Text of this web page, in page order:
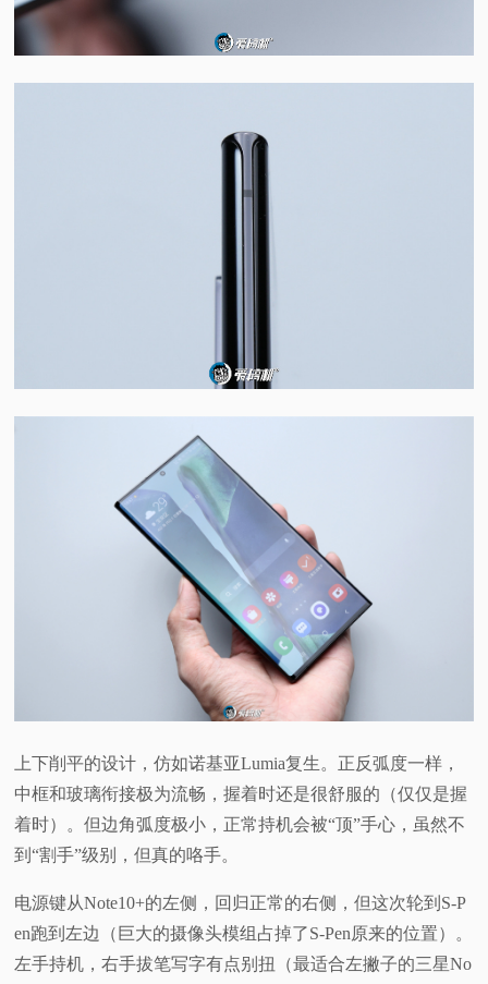
上下削平的设计，仿如诺基亚Lumia复生。正反弧度一样，
中框和玻璃衔接极为流畅，握着时还是很舒服的（仅仅是握
着时）。但边角弧度极小，正常持机会被“顶”手心，虽然不
到“割手”级别，但真的咯手。
电源键从Note10+的左侧，回归正常的右侧，但这次轮到S-P
en跑到左边（巨大的摄像头模组占掉了S-Pen原来的位置）。
左手持机，右手拔笔写字有点别扭（最适合左撇子的三星No